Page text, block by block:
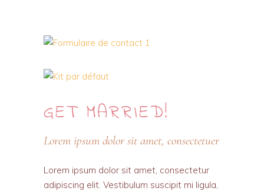
GET MARRIED!
Lorem ipsum dolor sit amet, consectetuer
Lorem ipsum dolor sit amet, consectetur
adipiscing elit. Vestibulum suscipit mi ligula,